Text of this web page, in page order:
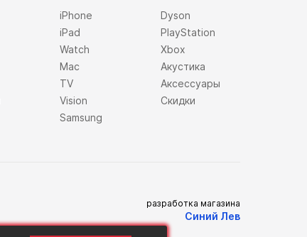
iPhone
iPad
Watch
Mac
TV
Vision
Samsung
Dyson
PlayStation
Xbox
Акустика
Аксессуары
Скидки
разработка магазина
Синий Лев